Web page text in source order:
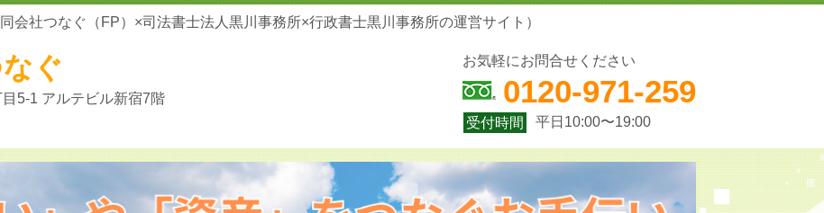
会社つなぐ（FP）×司法書士法人黒川事務所×行政書士黒川事務所の運営サイト）
ぐ
5-1 アルテビル新宿7階
お気軽にお問合せください
0120-971-259
受付時間 平日10:00〜19:00